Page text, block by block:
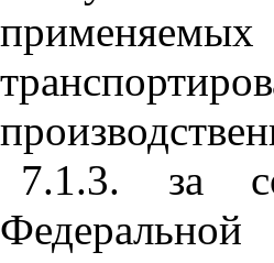
применяемых
7.1.3. за